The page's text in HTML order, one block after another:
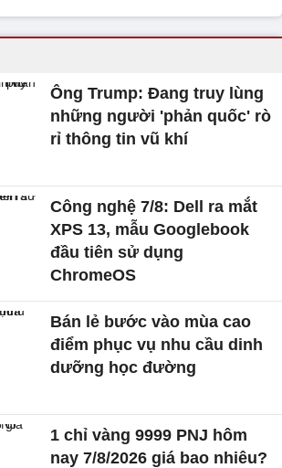
Ông Trump: Đang truy lùng
những người 'phản quốc' rò
rỉ thông tin vũ khí
Công nghệ 7/8: Dell ra mắt
XPS 13, mẫu Googlebook
đầu tiên sử dụng
ChromeOS
Bán lẻ bước vào mùa cao
điểm phục vụ nhu cầu dinh
dưỡng học đường
1 chỉ vàng 9999 PNJ hôm
nay 7/8/2026 giá bao nhiêu?